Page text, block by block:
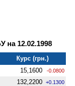
12.02.1998
Курс (грн.)
15,1600 -0.0800
132,2200 +0.1300